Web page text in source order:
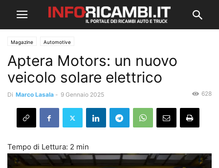
Magazine Automotive
Aptera Motors: un nuovo
veicolo solare elettrico
Di Marco Lasala - 9 Gennaio 2025 628